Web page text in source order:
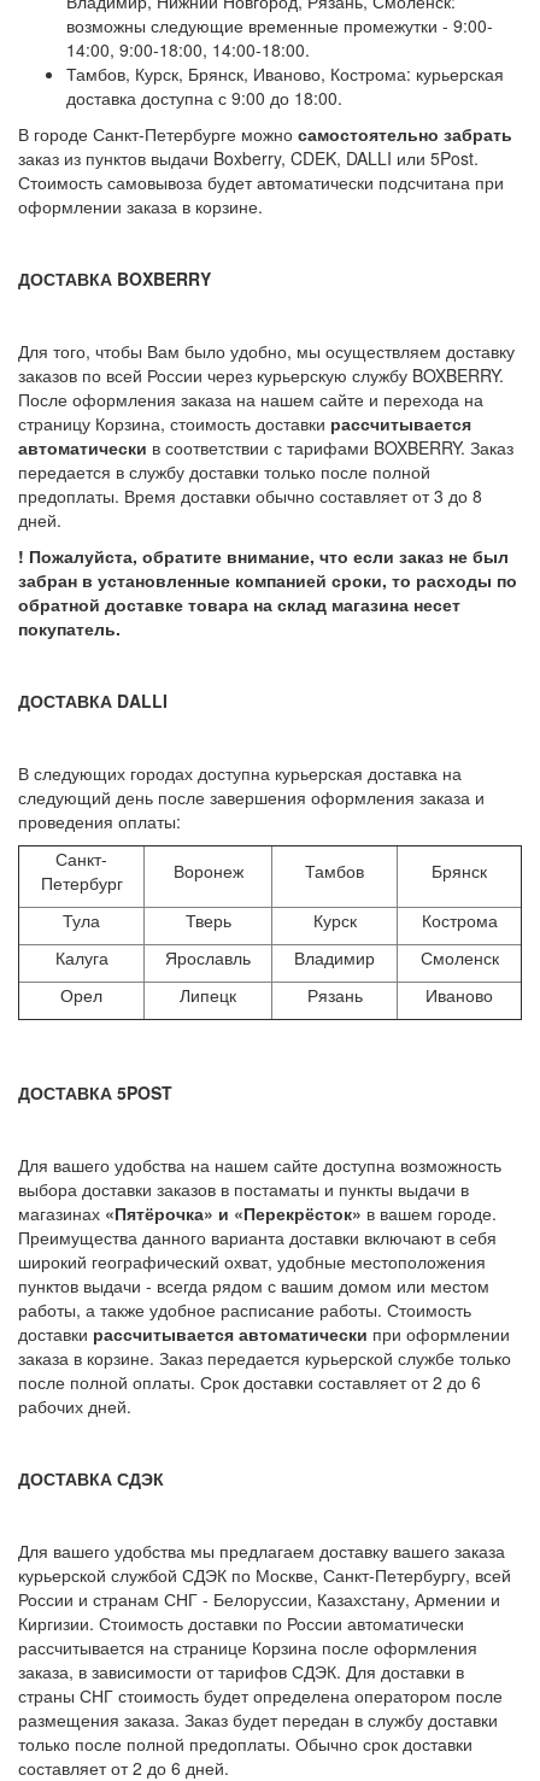
возможны следующие временные промежутки - 9:00-
14:00, 9:00-18:00, 14:00-18:00.
Тамбов, Курск, Брянск, Иваново, Кострома: курьерская
доставка доступна с 9:00 до 18:00.
В городе Санкт-Петербурге можно самостоятельно забрать
заказ из пунктов выдачи Boxberry, CDEK, DALLI или 5Post.
Стоимость самовывоза будет автоматически подсчитана при
оформлении заказа в корзине.
ДОСТАВКА BOXBERRY
Для того, чтобы Вам было удобно, мы осуществляем доставку
заказов по всей России через курьерскую службу BOXBERRY.
После оформления заказа на нашем сайте и перехода на
страницу Корзина, стоимость доставки рассчитывается
автоматически в соответствии с тарифами BOXBERRY. Заказ
передается в службу доставки только после полной
предоплаты. Время доставки обычно составляет от 3 до 8
дней.
! Пожалуйста, обратите внимание, что если заказ не был
забран в установленные компанией сроки, то расходы по
обратной доставке товара на склад магазина несет
покупатель.
ДОСТАВКА DALLI
В следующих городах доступна курьерская доставка на
следующий день после завершения оформления заказа и
проведения оплаты:
Санкт-
Петербург
Воронеж Тамбов Брянск
Тула Тверь Курск
Кострома
Калуга
Ярославль Владимир
Смоленск
Орел
Липецк Рязань Иваново
ДОСТАВКА 5POST
Для вашего удобства на нашем сайте доступна возможность
выбора доставки заказов в постаматы и пункты выдачи в
магазинах «Пятёрочка» и «Перекрёсток» в вашем городе.
Преимущества данного варианта доставки включают в себя
широкий географический охват, удобные местоположения
пунктов выдачи - всегда рядом с вашим домом или местом
работы, а также удобное расписание работы. Стоимость
доставки рассчитывается автоматически при оформлении
заказа в корзине. Заказ передается курьерской службе только
после полной оплаты. Срок доставки составляет от 2 до 6
рабочих дней.
ДОСТАВКА СДЭК
Для вашего удобства мы предлагаем доставку вашего заказа
курьерской службой СДЭК по Москве, Санкт-Петербургу, всей
России и странам СНГ - Белоруссии, Казахстану, Армении и
Киргизии. Стоимость доставки по России автоматически
рассчитывается на странице Корзина после оформления
заказа, в зависимости от тарифов СДЭК. Для доставки в
страны СНГ стоимость будет определена оператором после
размещения заказа. Заказ будет передан в службу доставки
только после полной предоплаты. Обычно срок доставки
составляет от 2 до 6 дней.